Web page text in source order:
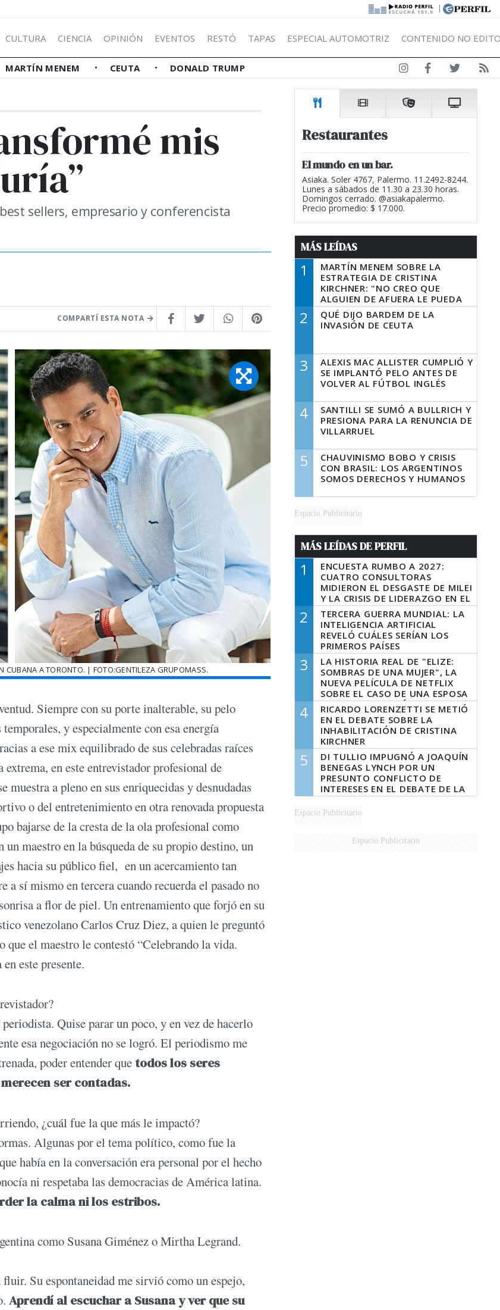
|
CULTURA CIENCIA OPINIÓN EVENTOS RESTÓ TAPAS ESPECIAL AUTOMOTRIZ CONTENIDO NO
MARTÍN MENEM CEUTA DONALD TRUMP
mis
sellers, empresario y conferencista
COMPARTÍ ESTA NOTA
CUBANA A TORONTO. | FOTO:GENTILEZA GRUPOMASS.
Siempre con su porte inalterable, su pelo
y especialmente con esa energía
a ese mix equilibrado de sus celebradas raíces
en este entrevistador profesional de
a pleno en sus enriquecidas y desnudadas
o del entretenimiento en otra renovada propuesta
bajarse de la cresta de la ola profesional como
maestro en la búsqueda de su propio destino, un
hacia su público fiel, en un acercamiento tan
sí mismo en tercera cuando recuerda el pasado no
a flor de piel. Un entrenamiento que forjó en su
venezolano Carlos Cruz Diez, a quien le preguntó
que el maestro le contestó “Celebrando la vida.
este presente.
Quise parar un poco, y en vez de hacerlo
esa negociación no se logró. El periodismo me
poder entender quetodos los seres
ser contadas.
¿cuál fue la que más le impactó?
Algunas por el tema político, como fue la
había en la conversación era personal por el hecho
ni respetaba las democracias de América latina.
la calma ni los estribos.
como Susana Giménez o Mirtha Legrand.
Su espontaneidad me sirvió como un espejo,
Aprendí al escuchar a Susana y ver que su
Restaurantes
El mundo en un bar.
Asiaka. Soler 4767, Palermo. 11.2492-8244.
Lunes a sábados de 11.30 a 23.30 horas.
Domingos cerrado. @asiakapalermo.
Precio promedio: $ 17.000.
MÁS LEÍDAS
1
MARTÍN MENEM SOBRE LA
ESTRATEGIA DE CRISTINA
KIRCHNER: "NO CREO QUE
ALGUIEN DE AFUERA LE PUEDA
DECIR A LA JUSTICIA LO QUE
TIENE QUE HACER"
2
QUÉ DIJO BARDEM DE LA
INVASIÓN DE CEUTA
3
ALEXIS MAC ALLISTER CUMPLIÓ Y
SE IMPLANTÓ PELO ANTES DE
VOLVER AL FÚTBOL INGLÉS
4
SANTILLI SE SUMÓ A BULLRICH Y
PRESIONA PARA LA RENUNCIA DE
VILLARRUEL
5
CHAUVINISMO BOBO Y CRISIS
CON BRASIL: LOS ARGENTINOS
SOMOS DERECHOS Y HUMANOS
Espacio Publicitario
MÁS LEÍDAS DE PERFIL
1
ENCUESTA RUMBO A 2027:
CUATRO CONSULTORAS
MIDIERON EL DESGASTE DE MILEI
Y LA CRISIS DE LIDERAZGO EN EL
PERONISMO
2
TERCERA GUERRA MUNDIAL: LA
INTELIGENCIA ARTIFICIAL
REVELÓ CUÁLES SERÍAN LOS
PRIMEROS PAÍSES
LATINOAMERICANOS EN SER
DERROTADOS
3
LA HISTORIA REAL DE "ELIZE:
SOMBRAS DE UNA MUJER", LA
NUEVA PELÍCULA DE NETFLIX
SOBRE EL CASO DE UNA ESPOSA
QUE DESCUARTIZÓ A SU
MARIDO
4
RICARDO LORENZETTI SE METIÓ
EN EL DEBATE SOBRE LA
INHABILITACIÓN DE CRISTINA
KIRCHNER
5
DI TULLIO IMPUGNÓ A JOAQUÍN
BENEGAS LYNCH POR UN
PRESUNTO CONFLICTO DE
INTERESES EN EL DEBATE DE LA
LEY DE TIERRAS
Espacio Publicitario
Espacio Publicitario